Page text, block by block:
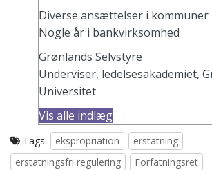
Diverse ansættelser i kommuner
Nogle år i bankvirksomhed
Grønlands Selvstyre
Underviser, ledelsesakademiet,
Universitet
Vis alle indlæg
Tags: ekspropriation
erstatning
erstatningsfri regulering
Forfatningsret